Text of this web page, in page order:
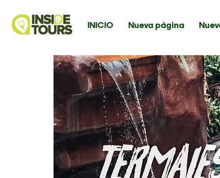
INICIO Nueva página